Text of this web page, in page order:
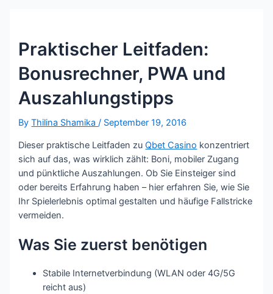
Praktischer Leitfaden:
Bonusrechner, PWA und
Auszahlungstipps
ByThilina Shamika/ September 19, 2016
Dieser praktische Leitfaden zuQbet Casino konzentriert
sich auf das, was wirklich zählt: Boni, mobiler Zugang
und pünktliche Auszahlungen. Ob Sie Einsteiger sind
oder bereits Erfahrung haben – hier erfahren Sie, wie Sie
Ihr Spielerlebnis optimal gestalten und häufige Fallstricke
vermeiden.
Was Sie zuerst benötigen
Stabile Internetverbindung (WLAN oder 4G/5G
reicht aus)